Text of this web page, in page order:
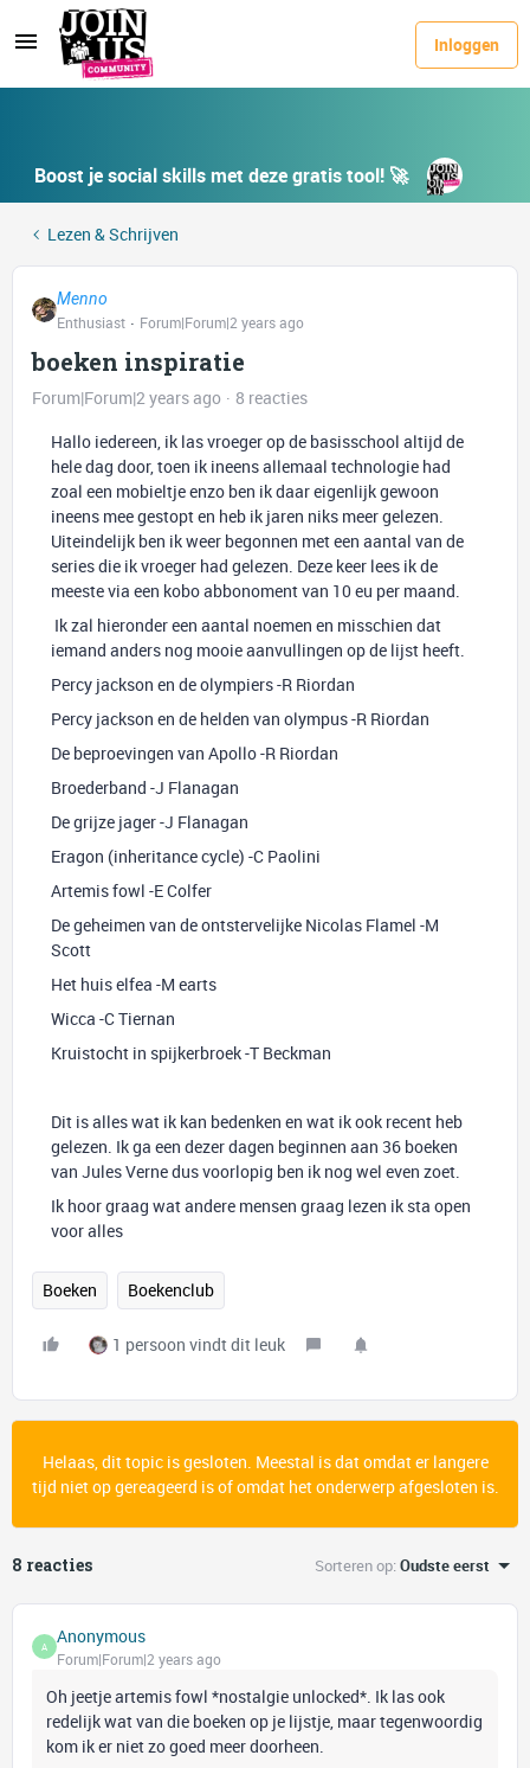
Inloggen
Boost je social skills met deze gratis tool! 🚀
Lezen & Schrijven
Menno
Enthusiast
Forum|Forum|2 years ago
boeken inspiratie
Forum|Forum|2 years ago
8 reacties
Hallo iedereen, ik las vroeger op de basisschool altijd de
hele dag door, toen ik ineens allemaal technologie had
zoal een mobieltje enzo ben ik daar eigenlijk gewoon
ineens mee gestopt en heb ik jaren niks meer gelezen.
Uiteindelijk ben ik weer begonnen met een aantal van de
series die ik vroeger had gelezen. Deze keer lees ik de
meeste via een kobo abbonoment van 10 eu per maand.
Ik zal hieronder een aantal noemen en misschien dat
iemand anders nog mooie aanvullingen op de lijst heeft.
Percy jackson en de olympiers -R Riordan
Percy jackson en de helden van olympus -R Riordan
De beproevingen van Apollo -R Riordan
Broederband -J Flanagan
De grijze jager -J Flanagan
Eragon (inheritance cycle) -C Paolini
Artemis fowl -E Colfer
De geheimen van de ontstervelijke Nicolas Flamel -M
Scott
Het huis elfea -M earts
Wicca -C Tiernan
Kruistocht in spijkerbroek -T Beckman
Dit is alles wat ik kan bedenken en wat ik ook recent heb
gelezen. Ik ga een dezer dagen beginnen aan 36 boeken
van Jules Verne dus voorlopig ben ik nog wel even zoet.
Ik hoor graag wat andere mensen graag lezen ik sta open
voor alles
Boeken Boekenclub
1 persoon vindt dit leuk
Helaas, dit topic is gesloten. Meestal is dat omdat er langere
tijd niet op gereageerd is of omdat het onderwerp afgesloten is.
8 reacties Sorteren op:Oudste eerst
A Anonymous
Forum|Forum|2 years ago
Oh jeetje artemis fowl *nostalgie unlocked*. Ik las ook
redelijk wat van die boeken op je lijstje, maar tegenwoordig
kom ik er niet zo goed meer doorheen.